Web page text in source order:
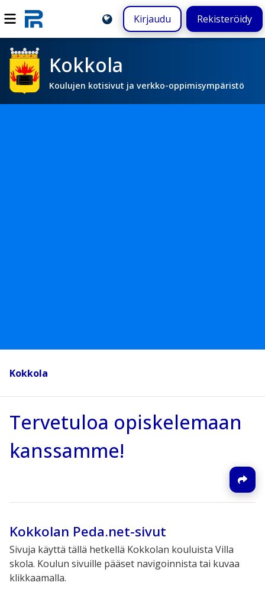
Kirjaudu Rekisteröidy
Kokkola
Koulujen kotisivut ja verkko-oppimisympäristö
Kokkola
Tervetuloa opiskelemaan
kanssamme!
Kokkolan Peda.net-sivut
Sivuja käyttä tällä hetkellä Kokkolan kouluista Villa
skola. Koulun sivuille pääset navigoinnista tai kuvaa
klikkaamalla.